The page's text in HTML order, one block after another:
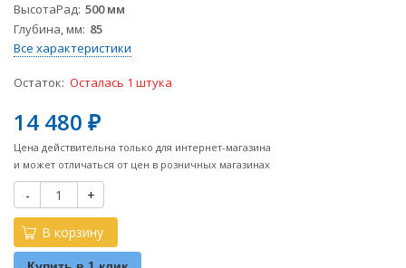
ВысотаРад 500 мм
Глубина, мм 85
Все характеристики
Остаток: Осталась 1 штука
14 480 ₽
Цена действительна только для интернет-магазина
и может отличаться от цен в розничных магазинах
- +
В корзину